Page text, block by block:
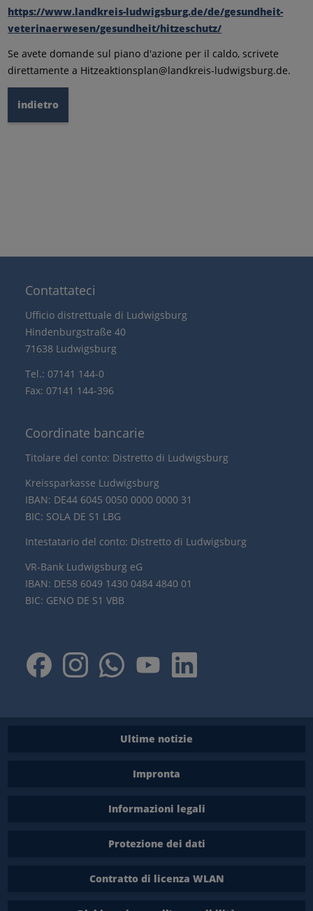
https://www.landkreis-ludwigsburg.de/de/gesundheit-
veterinaerwesen/gesundheit/hitzeschutz/
Se avete domande sul piano d'azione per il caldo, scrivete
direttamente a Hitzeaktionsplan@landkreis-ludwigsburg.de.
indietro
Contattateci
Ufficio distrettuale di Ludwigsburg
Hindenburgstraße 40
71638 Ludwigsburg
Tel.: 07141 144-0
Fax: 07141 144-396
Coordinate bancarie
Titolare del conto: Distretto di Ludwigsburg
Kreissparkasse Ludwigsburg
IBAN: DE44 6045 0050 0000 0000 31
BIC: SOLA DE S1 LBG
Intestatario del conto: Distretto di Ludwigsburg
VR-Bank Ludwigsburg eG
IBAN: DE58 6049 1430 0484 4840 01
BIC: GENO DE S1 VBB
Ultime notizie
Impronta
Informazioni legali
Protezione dei dati
Contratto di licenza WLAN